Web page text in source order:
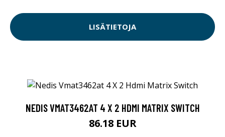
LISÄTIETOJA
NEDIS VMAT3462AT 4 X 2 HDMI MATRIX SWITCH
86.18 EUR